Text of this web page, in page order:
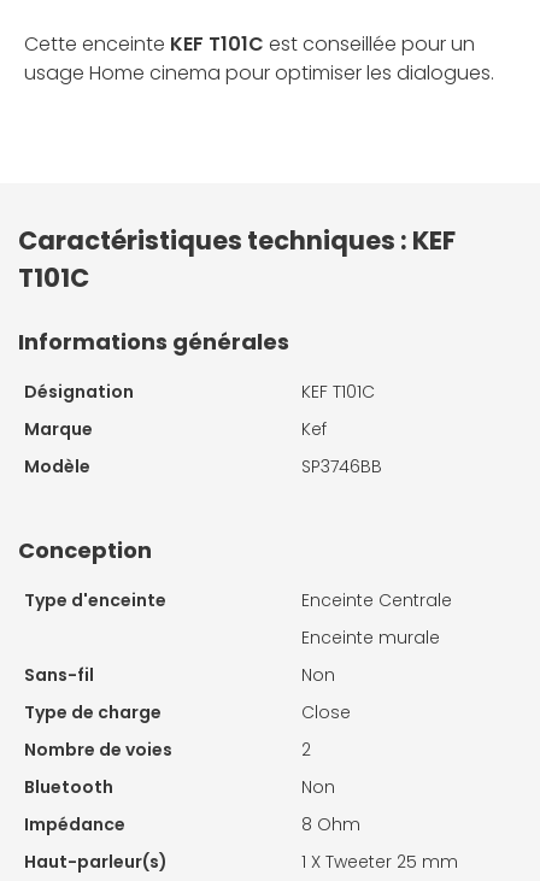
Cette enceinte KEF T101C est conseillée pour un
usage Home cinema pour optimiser les dialogues.
Caractéristiques techniques : KEF
T101C
Informations générales
Désignation
KEF T101C
Marque
Kef
Modèle
SP3746BB
Conception
Type d'enceinte
Enceinte Centrale
Enceinte murale
Sans-fil
Non
Type de charge
Close
Nombre de voies
2
Bluetooth
Non
Impédance
8 Ohm
Haut-parleur(s)
1 X Tweeter 25 mm